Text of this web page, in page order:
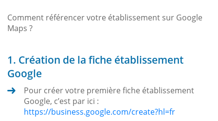
Comment référencer votre établissement sur Google
Maps ?
1. Création de la fiche établissement
Google
Pour créer votre première fiche établissement
Google, c’est par ici :
https://business.google.com/create?hl=fr